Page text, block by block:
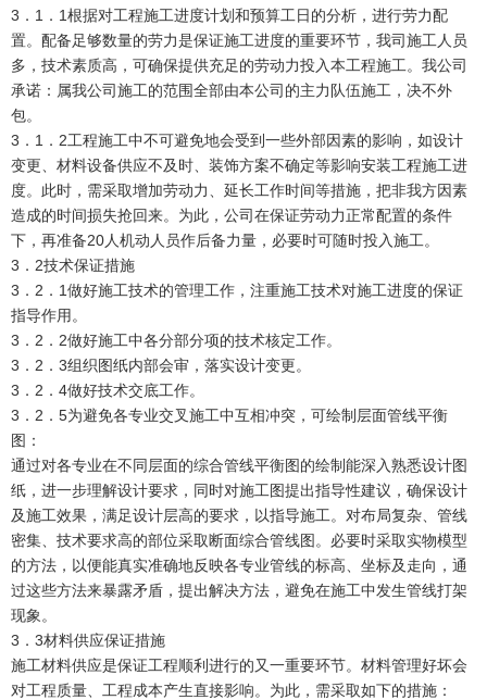
3．1．1根据对工程施工进度计划和预算工日的分析，进行劳力配
置。配备足够数量的劳力是保证施工进度的重要环节，我司施工人员
多，技术素质高，可确保提供充足的劳动力投入本工程施工。我公司
承诺：属我公司施工的范围全部由本公司的主力队伍施工，决不外
包。
3．1．2工程施工中不可避免地会受到一些外部因素的影响，如设计
变更、材料设备供应不及时、装饰方案不确定等影响安装工程施工进
度。此时，需采取增加劳动力、延长工作时间等措施，把非我方因素
造成的时间损失抢回来。为此，公司在保证劳动力正常配置的条件
下，再准备20人机动人员作后备力量，必要时可随时投入施工。
3．2技术保证措施
3．2．1做好施工技术的管理工作，注重施工技术对施工进度的保证
指导作用。
3．2．2做好施工中各分部分项的技术核定工作。
3．2．3组织图纸内部会审，落实设计变更。
3．2．4做好技术交底工作。
3．2．5为避免各专业交叉施工中互相冲突，可绘制层面管线平衡
图：
通过对各专业在不同层面的综合管线平衡图的绘制能深入熟悉设计图
纸，进一步理解设计要求，同时对施工图提出指导性建议，确保设计
及施工效果，满足设计层高的要求，以指导施工。对布局复杂、管线
密集、技术要求高的部位采取断面综合管线图。必要时采取实物模型
的方法，以便能真实准确地反映各专业管线的标高、坐标及走向，通
过这些方法来暴露矛盾，提出解决方法，避免在施工中发生管线打架
现象。
3．3材料供应保证措施
施工材料供应是保证工程顺利进行的又一重要环节。材料管理好坏会
对工程质量、工程成本产生直接影响。为此，需采取如下的措施：